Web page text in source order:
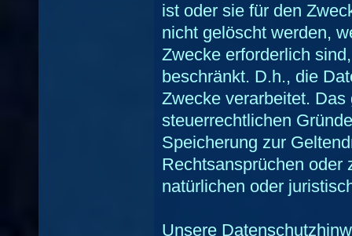
ist oder sie für den
nicht gelöscht werden,
Zwecke erforderlich
beschränkt. D.h., die
Zwecke verarbeitet.
steuerrechtlichen
Speicherung zur
Rechtsansprüchen oder
natürlichen oder
Unsere